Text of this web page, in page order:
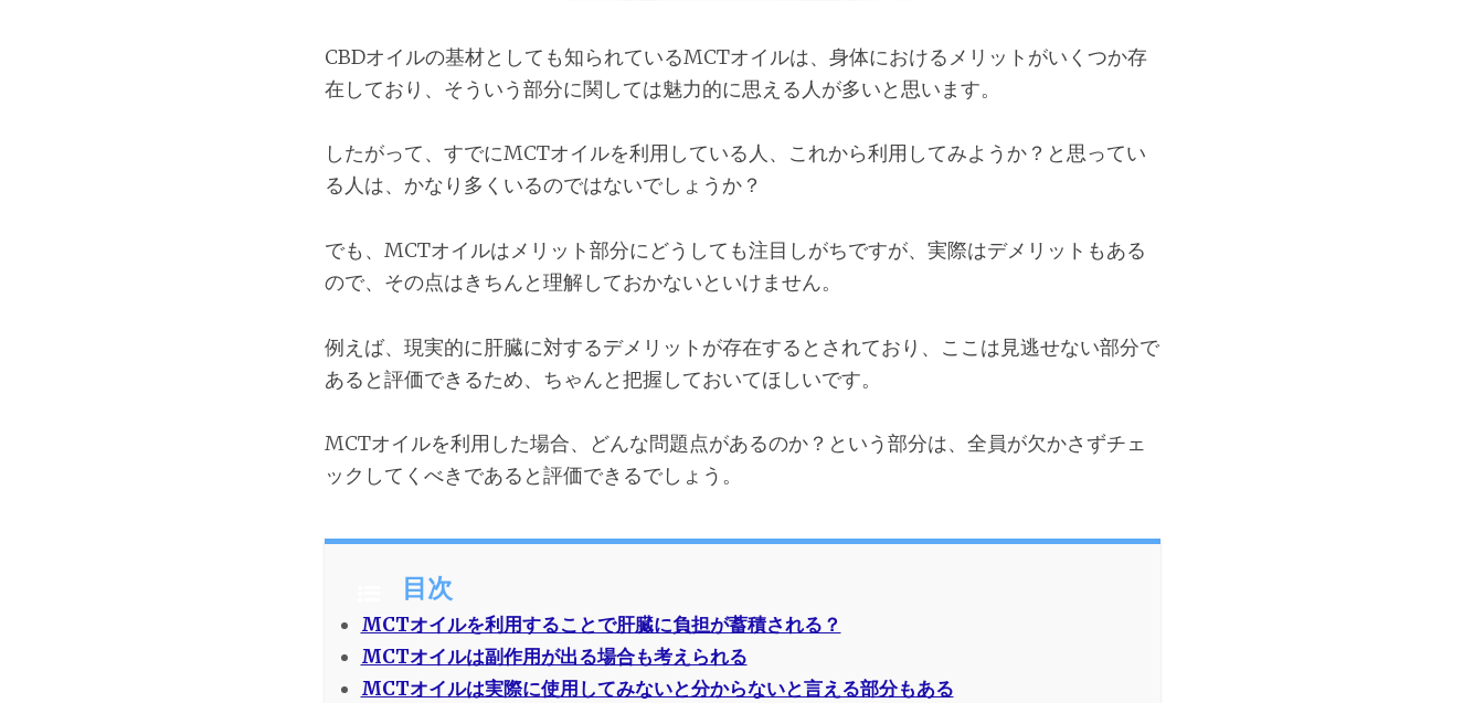
CBDオイルの基材としても知られているMCTオイルは、身体におけるメリットがいくつか存
在しており、そういう部分に関しては魅力的に思える人が多いと思います。
したがって、すでにMCTオイルを利用している人、これから利用してみようか？と思ってい
る人は、かなり多くいるのではないでしょうか？
でも、MCTオイルはメリット部分にどうしても注目しがちですが、実際はデメリットもある
ので、その点はきちんと理解しておかないといけません。
例えば、現実的に肝臓に対するデメリットが存在するとされており、ここは見逃せない部分で
あると評価できるため、ちゃんと把握しておいてほしいです。
MCTオイルを利用した場合、どんな問題点があるのか？という部分は、全員が欠かさずチェ
ックしてくべきであると評価できるでしょう。
目次
MCTオイルを利用することで肝臓に負担が蓄積される？
MCTオイルは副作用が出る場合も考えられる
MCTオイルは実際に使用してみないと分からないと言える部分もある